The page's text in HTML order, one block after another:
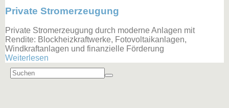
Private Stromerzeugung
Private Stromerzeugung durch moderne Anlagen mit
Rendite: Blockheizkraftwerke, Fotovoltaikanlagen,
Windkraftanlagen und finanzielle Förderung
Weiterlesen